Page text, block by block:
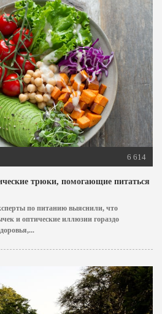
6 614
трюки, помогающие питаться
по питанию выяснили, что
и оптические иллюзии гораздо